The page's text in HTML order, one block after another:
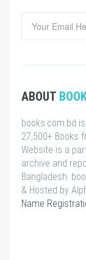
ABOUT
books.com.bd
27,500+ Books
Website is a
archive and
Bangladesh.
& Hosted by
Name